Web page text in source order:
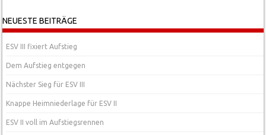
Post navigation
NEUESTE BEITRÄGE
ESV III fixiert Aufstieg
Dem Aufstieg entgegen
Nächster Sieg für ESV III
Knappe Heimniederlage für ESV II
ESV II voll im Aufstiegsrennen